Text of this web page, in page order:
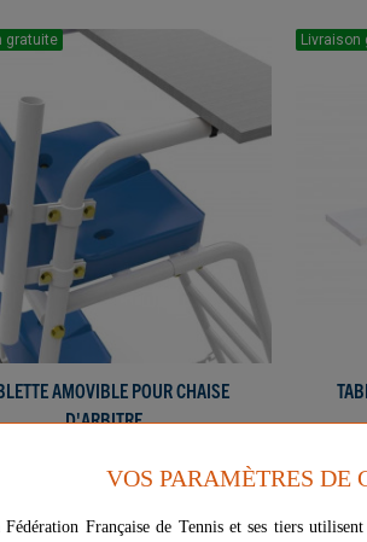
gratuite
AJOUTER AU PANIER
AMOVIBLE POUR CHAISE
D'ARBITRE
Livraison gratuite
Livraison
VOS PARAMÈTRES DE
Fédération Française de Tennis et ses tiers